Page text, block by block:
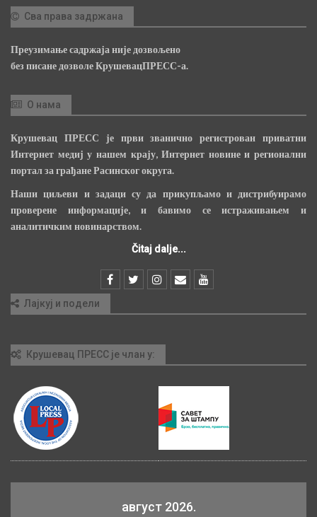
Сва права задржана
Преузимање садржаја није дозвољено
без писане дозволе КрушевацПРЕСС-а.
О нама
Крушевац ПРЕСС је први званично регистрован приватни
Интернет медиј у нашем крају, Интернет новине и регионални
портал за грађане Расинског округа.
Наши циљеви и задаци су да прикупљамо и дистрибуирамо
проверене информације, и бавимо се истраживањем и
аналитичким новинарством.
Čitaj dalje...
Лајкуј и подели
Крушевац ПРЕСС је члан у:
август 2026.